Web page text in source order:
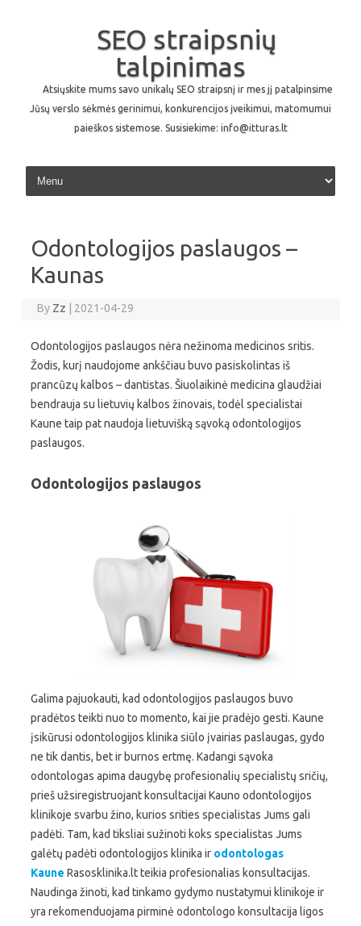
SEO straipsnių
talpinimas
Atsiųskite mums savo unikalų SEO straipsnį ir mes jį patalpinsime
Jūsų verslo sėkmės gerinimui, konkurencijos įveikimui, matomumui
paieškos sistemose. Susisiekime: info@itturas.lt
Skip to content
Odontologijos paslaugos –
Kaunas
By Zz 2021-04-29
Odontologijos paslaugos nėra nežinoma medicinos sritis.
Žodis, kurį naudojome ankščiau buvo pasiskolintas iš
prancūzų kalbos – dantistas. Šiuolaikinė medicina glaudžiai
bendrauja su lietuvių kalbos žinovais, todėl specialistai
Kaune taip pat naudoja lietuvišką sąvoką odontologijos
paslaugos.
Odontologijos paslaugos
Galima pajuokauti, kad odontologijos paslaugos buvo
pradėtos teikti nuo to momento, kai jie pradėjo gesti. Kaune
įsikūrusi odontologijos klinika siūlo įvairias paslaugas, gydo
ne tik dantis, bet ir burnos ertmę. Kadangi sąvoka
odontologas apima daugybę profesionalių specialistų sričių,
prieš užsiregistruojant konsultacijai Kauno odontologijos
klinikoje svarbu žino, kurios srities specialistas Jums gali
padėti. Tam, kad tiksliai sužinoti koks specialistas Jums
galėtų padėti odontologijos klinika ir odontologas
Kaune Rasosklinika.lt teikia profesionalias konsultacijas.
Naudinga žinoti, kad tinkamo gydymo nustatymui klinikoje ir
yra rekomenduojama pirminė odontologo konsultacija ligos